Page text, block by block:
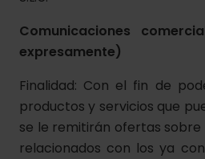
Comunicaciones
expresamente)
Finalidad: Con el fin de
productos y servicios que
se le remitirán ofertas
relacionados con los ya